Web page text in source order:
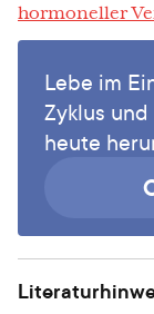
hormoneller
Lebe im
Zyklus
heute